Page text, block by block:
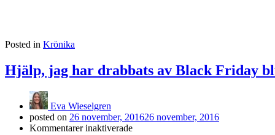
Posted in Krönika
Hjälp, jag har drabbats av Black Friday
Eva Wieselgren
posted on 26 november, 201626 november, 2016
Kommentarer inaktiveradeför